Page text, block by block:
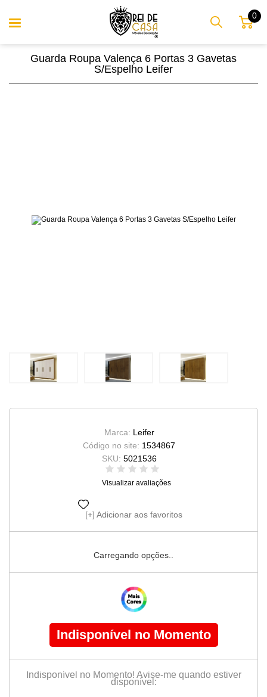
0
Guarda Roupa Valença 6 Portas 3 Gavetas
S/Espelho Leifer
Marca: Leifer
Código no site: 1534867
SKU: 5021536
Visualizar avaliações
Adicionar aos favoritos
Carregando opções..
Indisponível no Momento
Indisponível no Momento! Avise-me quando estiver
disponível: